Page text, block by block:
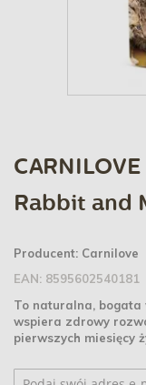
Rabbit and
Producent: Carnilove
EAN: 8595602540181
To naturalna, bogata
wspiera zdrowy
pierwszych miesięcy